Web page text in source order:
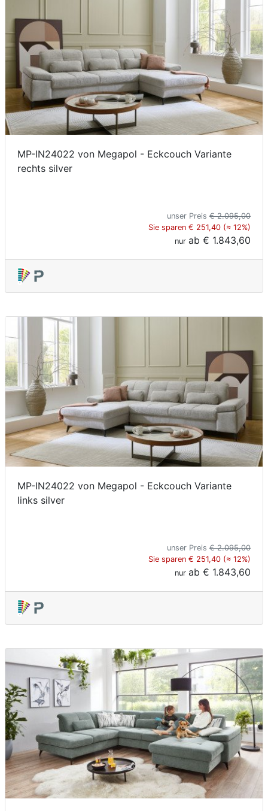
MP-IN24022 von Megapol - Eckcouch Variante
rechts silver
unser Preis € 2.095,00
Sie sparen € 251,40 (≈ 12%)
nur ab € 1.843,60
MP-IN24022 von Megapol - Eckcouch Variante
links silver
unser Preis € 2.095,00
Sie sparen € 251,40 (≈ 12%)
nur ab € 1.843,60